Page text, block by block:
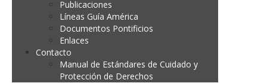
Publicaciones
Líneas Guía América
Documentos Pontificios
Enlaces
Contacto
Manual de Estándares de Cuidado y
Protección de Derechos